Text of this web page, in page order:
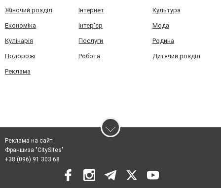
Жіночий розділ Інтернет Культура
Економіка Інтер'єр Мода
Кулінарія Послуги Родина
Подорожі Робота Дитячий розділ
Реклама
Реклама на сайті
Франшиза "CitySites"
+38 (096) 91 303 68